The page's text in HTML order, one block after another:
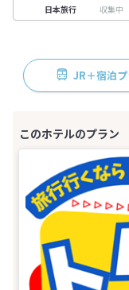
日本旅行 収集中
JR＋宿泊